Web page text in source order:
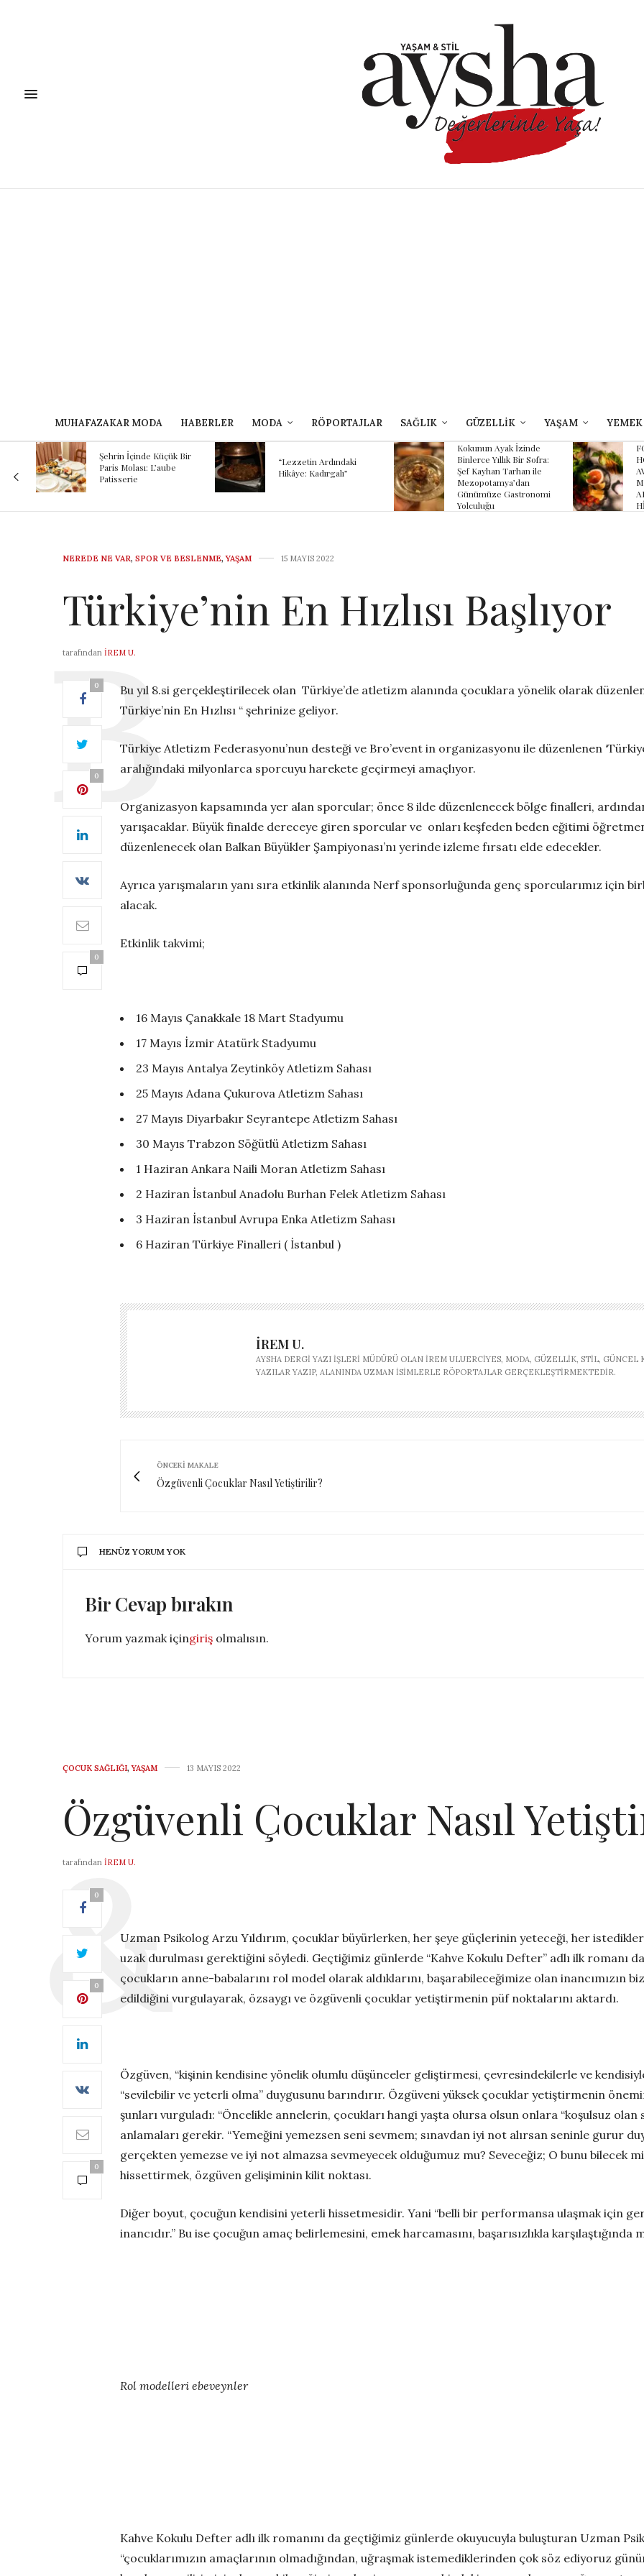
MUHAFAZAKAR MODA HABERLER MODA RÖPORTAJLAR SAĞLIK GÜZELLİK YAŞAM YEMEK
“Lezzetin Ardındaki
Hikâye: Kadırgalı”
Binlerce Yıllık Bir Sofra:
Şef Kayhan Tarhan ile
FOUR SEASONS
HOTEL SULTANAHMET
AVLU’NUN YAZ
MENÜSÜNDE
ANADOLU’NUN
HİKÂYESİ
NEREDE NE VAR, SPOR VE BESLENME, YAŞAM 15 MAYIS 2022
Türkiye’nin En Hızlısı Başlıyor
tarafından İREM U.
0
0
0
Bu yıl 8.si gerçekleştirilecek olan Türkiye’de atletizm alanında çocuklara yönelik olarak
Türkiye’nin En Hızlısı “ şehrinize geliyor.
Türkiye Atletizm Federasyonu’nun desteği ve Bro’event in organizasyonu ile düzenlenen
aralığındaki milyonlarca sporcuyu harekete geçirmeyi amaçlıyor.
Organizasyon kapsamında yer alan sporcular; önce 8 ilde düzenlenecek bölge finalleri,
yarışacaklar. Büyük finalde dereceye giren sporcular ve onları keşfeden beden eğitimi
düzenlenecek olan Balkan Büyükler Şampiyonası’nı yerinde izleme fırsatı elde edecekler.
Ayrıca yarışmaların yanı sıra etkinlik alanında Nerf sponsorluğunda genç sporcularımız için
alacak.
Etkinlik takvimi;
16 Mayıs Çanakkale 18 Mart Stadyumu
17 Mayıs İzmir Atatürk Stadyumu
23 Mayıs Antalya Zeytinköy Atletizm Sahası
25 Mayıs Adana Çukurova Atletizm Sahası
27 Mayıs Diyarbakır Seyrantepe Atletizm Sahası
30 Mayıs Trabzon Söğütlü Atletizm Sahası
1 Haziran Ankara Naili Moran Atletizm Sahası
2 Haziran İstanbul Anadolu Burhan Felek Atletizm Sahası
3 Haziran İstanbul Avrupa Enka Atletizm Sahası
6 Haziran Türkiye Finalleri ( İstanbul )
İREM U.
AYSHA DERGI YAZI İŞLERI MÜDÜRÜ OLAN İREM ULUERCIYES, MODA, GÜZELLIK, STIL, GÜNCEL
YAZILAR YAZIP, ALANINDA UZMAN ISIMLERLE RÖPORTAJLAR GERÇEKLEŞTIRMEKTEDIR.
ÖNCEKI MAKALE
Özgüvenli Çocuklar Nasıl Yetiştirilir?
HENÜZ YORUM YOK
Bir Cevap bırakın
Yorum yazmak içingiriş olmalısın.
ÇOCUK SAĞLIĞI, YAŞAM 13 MAYIS 2022
Özgüvenli Çocuklar Nasıl
tarafından İREM U.
0
0
0
Uzman Psikolog Arzu Yıldırım, çocuklar büyürlerken, her şeye güçlerinin yeteceği, her
uzak durulması gerektiğini söyledi. Geçtiğimiz günlerde “Kahve Kokulu Defter” adlı ilk romanı
çocukların anne-babalarını rol model olarak aldıklarını, başarabileceğimize olan inancımızın
edildiğini vurgulayarak, özsaygı ve özgüvenli çocuklar yetiştirmenin püf noktalarını aktardı.
Özgüven, “kişinin kendisine yönelik olumlu düşünceler geliştirmesi, çevresindekilerle ve
“sevilebilir ve yeterli olma” duygusunu barındırır. Özgüveni yüksek çocuklar yetiştirmenin
şunları vurguladı: “Öncelikle annelerin, çocukları hangi yaşta olursa olsun onlara “koşulsuz
anlamaları gerekir. “Yemeğini yemezsen seni sevmem; sınavdan iyi not alırsan seninle gurur
gerçekten yemezse ve iyi not almazsa sevmeyecek olduğumuz mu? Seveceğiz; O bunu bilecek
hissettirmek, özgüven gelişiminin kilit noktası.
Diğer boyut, çocuğun kendisini yeterli hissetmesidir. Yani “belli bir performansa ulaşmak için
inancıdır.” Bu ise çocuğun amaç belirlemesini, emek harcamasını, başarısızlıkla
Rol modelleri ebeveynler
Kahve Kokulu Defter adlı ilk romanını da geçtiğimiz günlerde okuyucuyla buluşturan Uzman
“çocuklarımızın amaçlarının olmadığından, uğraşmak istemediklerinden çok söz ediyoruz